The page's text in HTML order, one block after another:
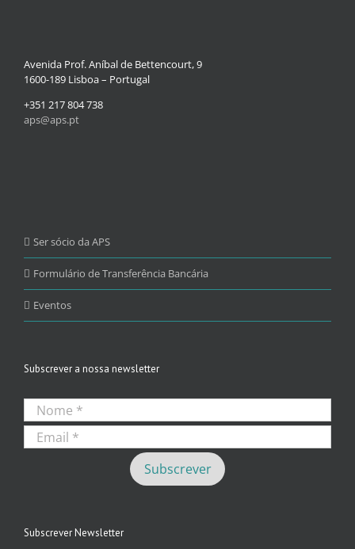
Avenida Prof. Aníbal de Bettencourt, 9
1600-189 Lisboa – Portugal
+351 217 804 738
aps@aps.pt
Ser sócio da APS
Formulário de Transferência Bancária
Eventos
Subscrever a nossa newsletter
Subscrever Newsletter